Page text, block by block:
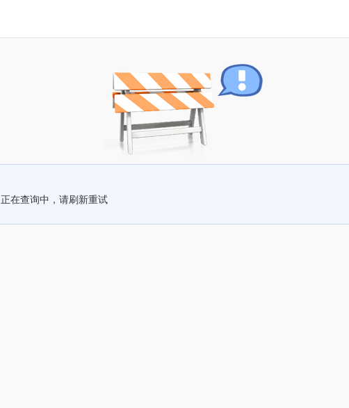
正在查询中，请刷新重试